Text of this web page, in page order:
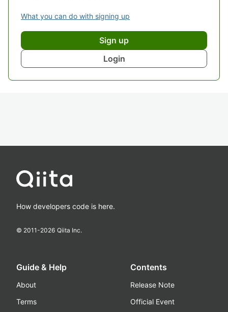
What you can do with signing up
Sign up
Login
How developers code is here.
© 2011-2026 Qiita Inc.
Guide & Help
About
Terms
Contents
Release Note
Official Event